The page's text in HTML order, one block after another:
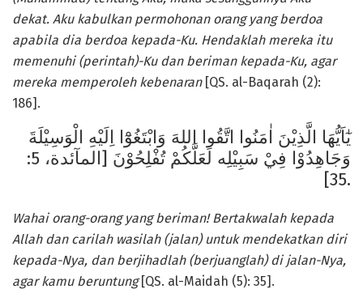
dekat. Aku kabulkan permohonan orang yang berdoa
apabila dia berdoa kepada-Ku. Hendaklah mereka itu
memenuhi (perintah)-Ku dan beriman kepada-Ku, agar
mereka memperoleh kebenaran[QS. al-Baqarah (2):
186].
يٰٓاَيُّهَا الَّذِيْنَ اٰمَنُوا اتَّقُوا اللهَ وَابْتَغُوْٓا اِلَيْهِ الْوَسِيْلَةَ
وَجَاهِدُوْا فِيْ سَبِيْلِه لَعَلَّكُمْ تُفْلِحُوْنَ [المآئدة، 5:
35].
Wahai orang-orang yang beriman! Bertakwalah kepada
Allah dan carilah wasilah (jalan) untuk mendekatkan diri
kepada-Nya, dan berjihadlah (berjuanglah) di jalan-Nya,
agar kamu beruntung[QS. al-Maidah (5): 35].